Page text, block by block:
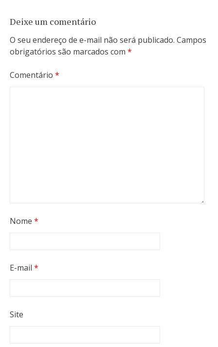
Deixe um comentário
O seu endereço de e-mail não será publicado. Campos
obrigatórios são marcados com *
Comentário *
Nome *
E-mail *
Site